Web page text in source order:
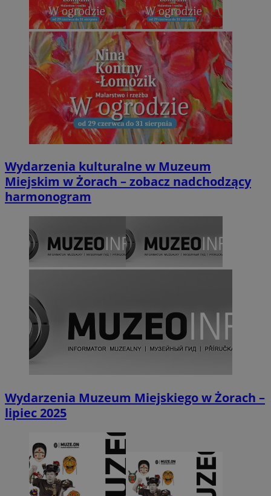
Wydarzenia kulturalne w Muzeum
Miejskim w Żorach – zobacz nadchodzący
harmonogram
Wydarzenia Muzeum Miejskiego w Żorach –
lipiec 2025